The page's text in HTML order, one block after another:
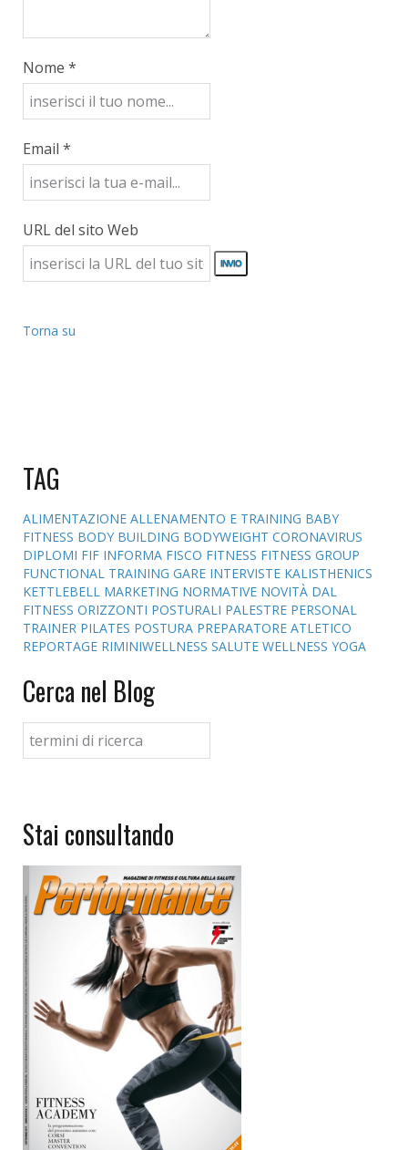
Nome *
Email *
URL del sito Web
Torna su
TAG
ALIMENTAZIONE ALLENAMENTO E TRAINING BABY
FITNESS BODY BUILDING BODYWEIGHT CORONAVIRUS
DIPLOMI FIF INFORMA FISCO FITNESS FITNESS GROUP
FUNCTIONAL TRAINING GARE INTERVISTE KALISTHENICS
KETTLEBELL MARKETING NORMATIVE NOVITÀ DAL
FITNESS ORIZZONTI POSTURALI PALESTRE PERSONAL
TRAINER PILATES POSTURA PREPARATORE ATLETICO
REPORTAGE RIMINIWELLNESS SALUTE WELLNESS YOGA
Cerca nel Blog
Stai consultando